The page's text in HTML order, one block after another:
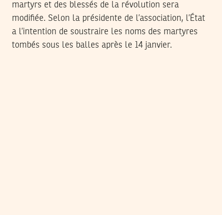
martyrs et des blessés de la révolution sera
modifiée. Selon la présidente de l’association, l’État
a l’intention de soustraire les noms des martyres
tombés sous les balles après le 14 janvier.